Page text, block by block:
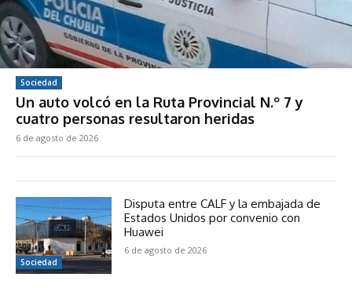
Sociedad
Un auto volcó en la Ruta Provincial N.º 7 y
cuatro personas resultaron heridas
6 de agosto de 2026
Sociedad
Disputa entre CALF y la embajada de
Estados Unidos por convenio con
Huawei
6 de agosto de 2026